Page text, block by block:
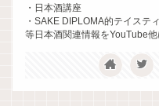
・日本酒講座
・SAKE DIPLOMA的テイステ
等日本酒関連情報をYouTube